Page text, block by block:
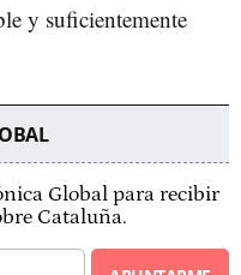
y suficientemente
Global para recibir
Cataluña.